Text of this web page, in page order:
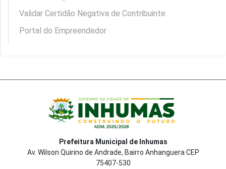
Validar Certidão Negativa de Contribuinte
Portal do Empreendedor
Prefeitura Municipal de Inhumas
Av. Wilson Quirino de Andrade, Bairro Anhanguera CEP
75407-530